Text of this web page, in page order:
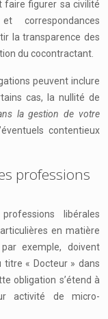
faire figurer sa civilité
correspondances
la transparence des
du cocontractant.
peuvent inclure
cas, la nullité de
la gestion de votre
contentieux
professions
libérales
en matière
exemple, doivent
« Docteur » dans
obligation s’étend à
activité de micro-